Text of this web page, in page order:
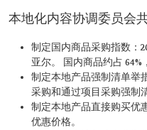
本地化内容协调委员会
制定国内商品采购指数：
亚尔。 国内商品约占 64%
制定本地产品强制清单举
采购和通过项目采购强制
制定本地产品直接购买优
优惠价格。